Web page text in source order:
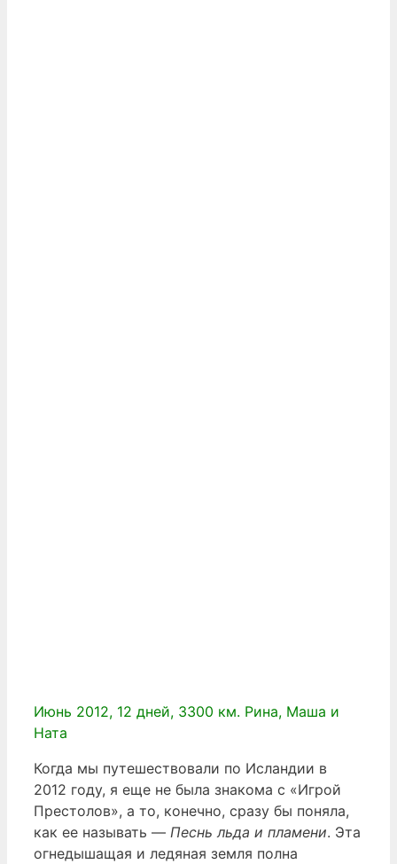
Июнь 2012, 12 дней, 3300 км. Рина, Маша и
Ната
Когда мы путешествовали по Исландии в
2012 году, я еще не была знакома с «Игрой
Престолов», а то, конечно, сразу бы поняла,
как ее называть — Песнь льда и пламени. Эта
огнедышащая и ледяная земля полна